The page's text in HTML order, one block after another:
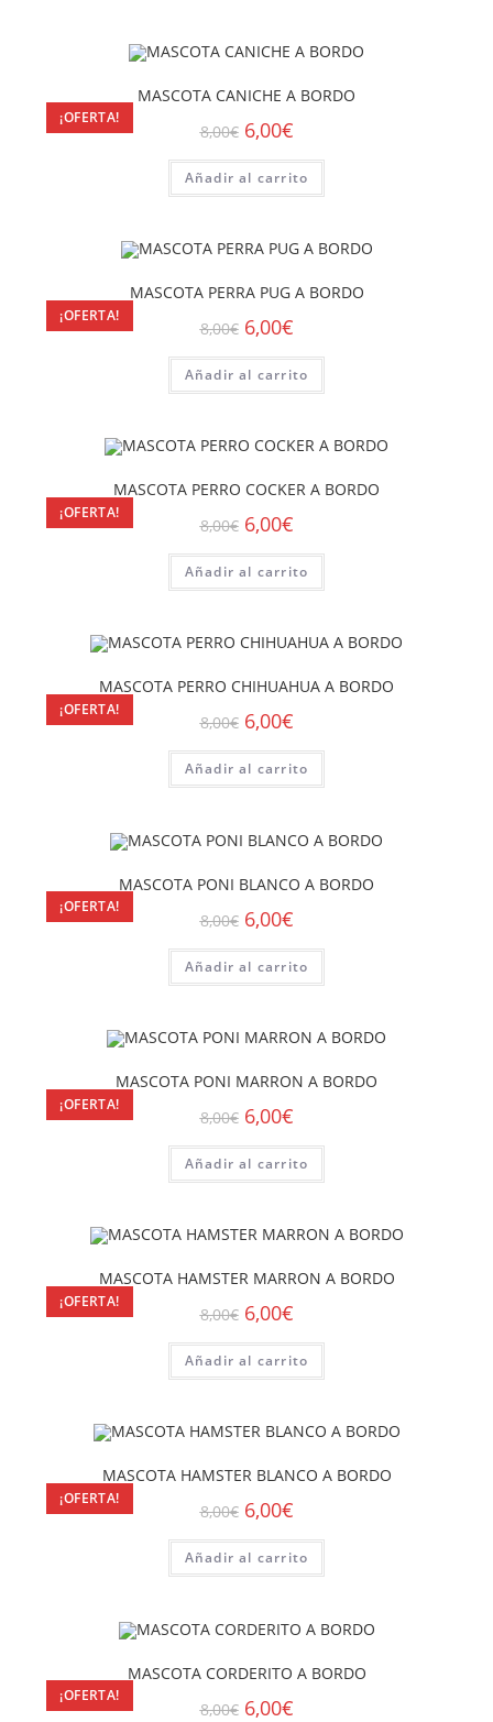
¡OFERTA!
MASCOTA CANICHE A BORDO
8,00€ 6,00€
Añadir al carrito
¡OFERTA!
MASCOTA PERRA PUG A BORDO
8,00€ 6,00€
Añadir al carrito
¡OFERTA!
MASCOTA PERRO COCKER A BORDO
8,00€ 6,00€
Añadir al carrito
¡OFERTA!
MASCOTA PERRO CHIHUAHUA A BORDO
8,00€ 6,00€
Añadir al carrito
¡OFERTA!
MASCOTA PONI BLANCO A BORDO
8,00€ 6,00€
Añadir al carrito
¡OFERTA!
MASCOTA PONI MARRON A BORDO
8,00€ 6,00€
Añadir al carrito
¡OFERTA!
MASCOTA HAMSTER MARRON A BORDO
8,00€ 6,00€
Añadir al carrito
¡OFERTA!
MASCOTA HAMSTER BLANCO A BORDO
8,00€ 6,00€
Añadir al carrito
¡OFERTA!
MASCOTA CORDERITO A BORDO
8,00€ 6,00€